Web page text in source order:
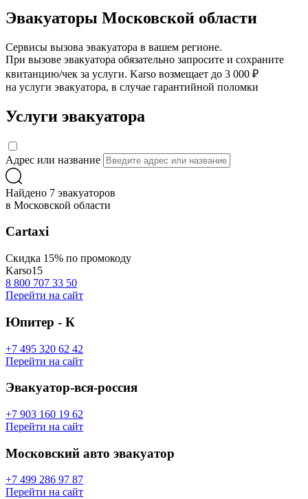
Эвакуаторы Московской области
Сервисы вызова эвакуатора в вашем регионе.
При вызове эвакуатора обязательно запросите и сохраните
квитанцию/чек за услуги. Karso возмещает до 3 000 ₽
на услуги эвакуатора, в случае гарантийной поломки
Услуги эвакуатора
Адрес или название
Найдено 7 эвакуаторов
в Московской области
Сartaxi
Скидка 15% по промокоду
Karso15
8 800 707 33 50
Перейти на сайт
Юпитер - К
+7 495 320 62 42
Перейти на сайт
Эвакуатор-вся-россия
+7 903 160 19 62
Перейти на сайт
Московский авто эвакуатор
+7 499 286 97 87
Перейти на сайт